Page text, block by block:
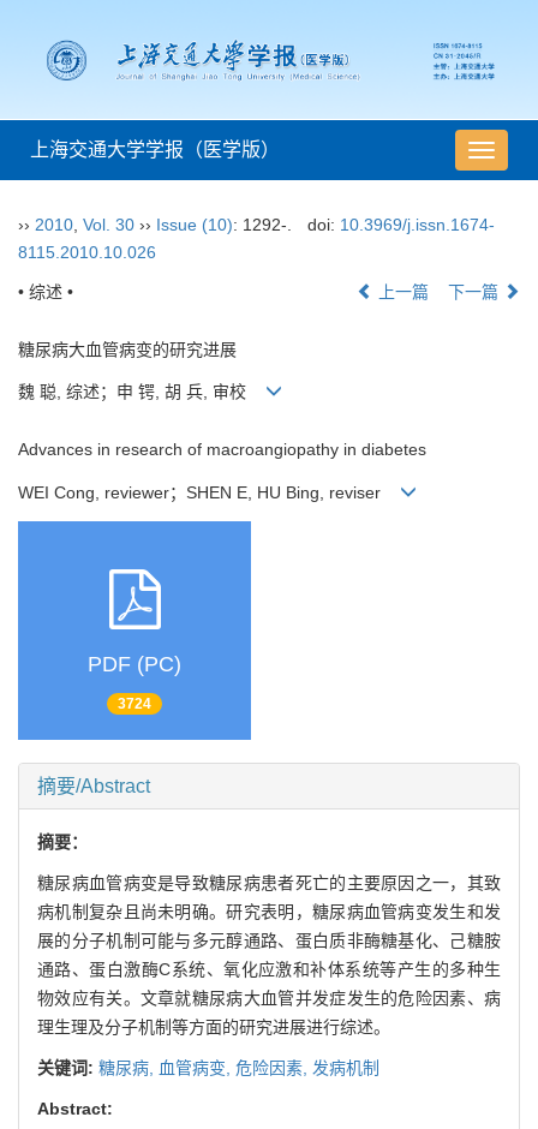
导
航
换
上海交通大学学报（医学版）
›› 2010 Vol. 30 ›› Issue (10): 1292-. doi: 10.3969/j.issn.1674-
8115.2010.10.026
• 综述 • 上一篇 下一篇
糖尿病大血管病变的研究进展
魏 聪, 综述；申 锷, 胡 兵, 审校
Advances in research of macroangiopathy in diabetes
WEI Cong, reviewer；SHEN E, HU Bing, reviser
PDF (PC)
3724
摘要/Abstract
摘要：
糖尿病血管病变是导致糖尿病患者死亡的主要原因之一，其致
病机制复杂且尚未明确。研究表明，糖尿病血管病变发生和发
展的分子机制可能与多元醇通路、蛋白质非酶糖基化、己糖胺
通路、蛋白激酶C系统、氧化应激和补体系统等产生的多种生
物效应有关。文章就糖尿病大血管并发症发生的危险因素、病
理生理及分子机制等方面的研究进展进行综述。
关键词: 糖尿病, 血管病变, 危险因素, 发病机制
Abstract: